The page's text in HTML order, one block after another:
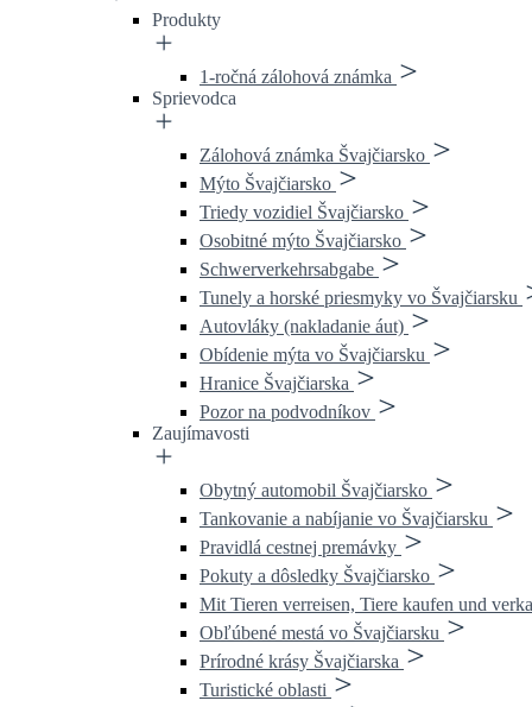
Produkty
1-ročná zálohová známka
Sprievodca
Zálohová známka Švajčiarsko
Mýto Švajčiarsko
Triedy vozidiel Švajčiarsko
Osobitné mýto Švajčiarsko
Schwerverkehrsabgabe
Tunely a horské priesmyky vo Švajčiarsku
Autovláky (nakladanie áut)
Obídenie mýta vo Švajčiarsku
Hranice Švajčiarska
Pozor na podvodníkov
Zaujímavosti
Obytný automobil Švajčiarsko
Tankovanie a nabíjanie vo Švajčiarsku
Pravidlá cestnej premávky
Pokuty a dôsledky Švajčiarsko
Mit Tieren verreisen, Tiere kaufen und
Obľúbené mestá vo Švajčiarsku
Prírodné krásy Švajčiarska
Turistické oblasti